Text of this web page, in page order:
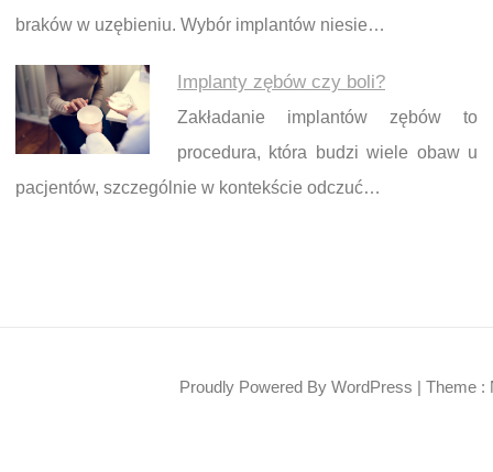
braków w uzębieniu. Wybór implantów niesie…
Implanty zębów czy boli?
Zakładanie implantów zębów to
procedura, która budzi wiele obaw u
pacjentów, szczególnie w kontekście odczuć…
Proudly Powered By WordPress | Theme :